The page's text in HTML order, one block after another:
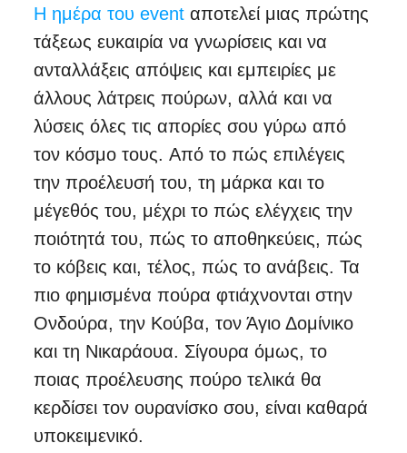
Η ημέρα του eventαποτελεί μιας πρώτης
τάξεως ευκαιρία να γνωρίσεις και να
ανταλλάξεις απόψεις και εμπειρίες με
άλλους λάτρεις πούρων, αλλά και να
λύσεις όλες τις απορίες σου γύρω από
τον κόσμο τους. Από το πώς επιλέγεις
την προέλευσή του, τη μάρκα και το
μέγεθός του, μέχρι το πώς ελέγχεις την
ποιότητά του, πώς το αποθηκεύεις, πώς
το κόβεις και, τέλος, πώς το ανάβεις. Τα
πιο φημισμένα πούρα φτιάχνονται στην
Ονδούρα, την Κούβα, τον Άγιο Δομίνικο
και τη Νικαράουα. Σίγουρα όμως, το
ποιας προέλευσης πούρο τελικά θα
κερδίσει τον ουρανίσκο σου, είναι καθαρά
υποκειμενικό.